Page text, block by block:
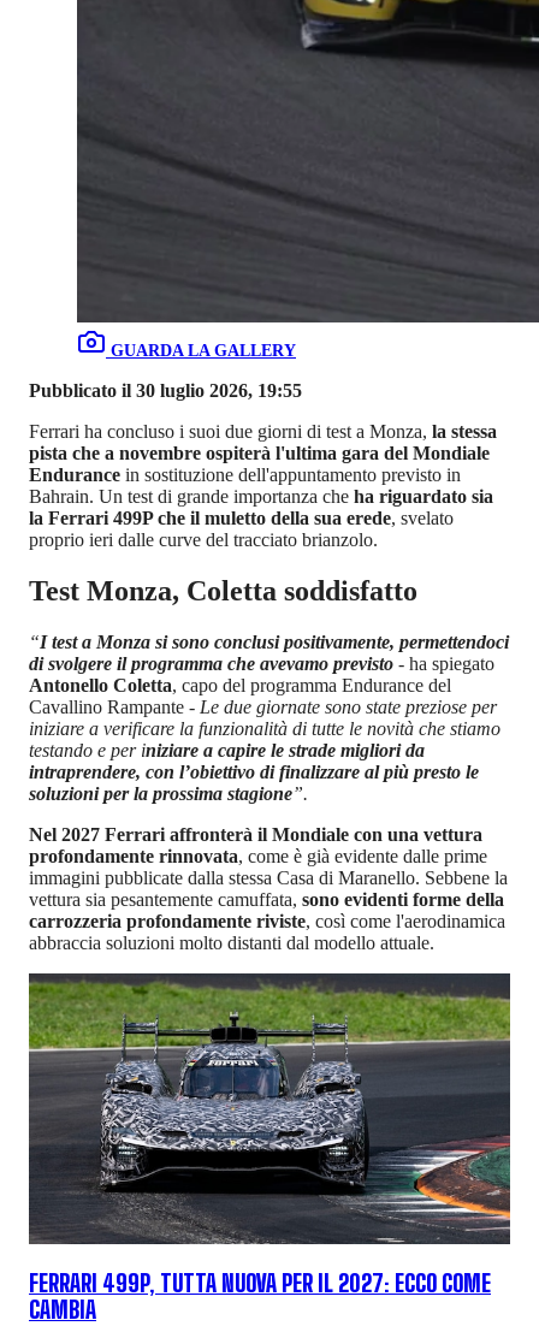
GUARDA LA GALLERY
Pubblicato il 30 luglio 2026, 19:55
Ferrari ha concluso i suoi due giorni di test a Monza, la stessa
pista che a novembre ospiterà l'ultima gara del Mondiale
Endurance in sostituzione dell'appuntamento previsto in
Bahrain. Un test di grande importanza che ha riguardato sia
la Ferrari 499P che il muletto della sua erede, svelato
proprio ieri dalle curve del tracciato brianzolo.
Test Monza, Coletta soddisfatto
“I test a Monza si sono conclusi positivamente, permettendoci
di svolgere il programma che avevamo previsto - ha spiegato
Antonello Coletta, capo del programma Endurance del
Cavallino Rampante - Le due giornate sono state preziose per
iniziare a verificare la funzionalità di tutte le novità che stiamo
testando e per iniziare a capire le strade migliori da
intraprendere, con l’obiettivo di finalizzare al più presto le
soluzioni per la prossima stagione”.
Nel 2027 Ferrari affronterà il Mondiale con una vettura
profondamente rinnovata, come è già evidente dalle prime
immagini pubblicate dalla stessa Casa di Maranello. Sebbene la
vettura sia pesantemente camuffata, sono evidenti forme della
carrozzeria profondamente riviste, così come l'aerodinamica
abbraccia soluzioni molto distanti dal modello attuale.
FERRARI 499P, TUTTA NUOVA PER IL 2027: ECCO COME
CAMBIA